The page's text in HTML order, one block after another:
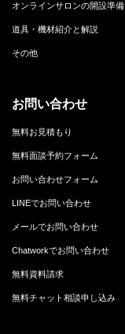
オンラインサロンの開設準備
道具・機材紹介と解説
その他
お問い合わせ
無料お見積もり
無料面談予約フォーム
お問い合わせフォーム
LINEでお問い合わせ
メールでお問い合わせ
Chatworkでお問い合わせ
無料資料請求
無料チャット相談申し込み